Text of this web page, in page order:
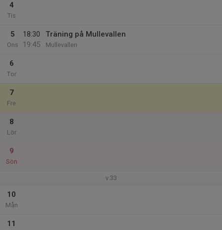
4
Tis
5
Ons
18:30
19:45
Träning på Mullevallen
Mullevallen
6
Tor
7
Fre
8
Lör
9
Sön
v.33
10
Mån
11